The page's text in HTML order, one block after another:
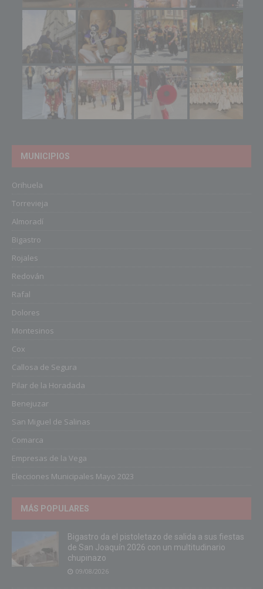
MUNICIPIOS
Orihuela
Torrevieja
Almoradí
Bigastro
Rojales
Redován
Rafal
Dolores
Montesinos
Cox
Callosa de Segura
Pilar de la Horadada
Benejuzar
San Miguel de Salinas
Comarca
Empresas de la Vega
Elecciones Municipales Mayo 2023
MÁS POPULARES
Bigastro da el pistoletazo de salida a sus fiestas
de San Joaquín 2026 con un multitudinario
chupinazo
09/08/2026